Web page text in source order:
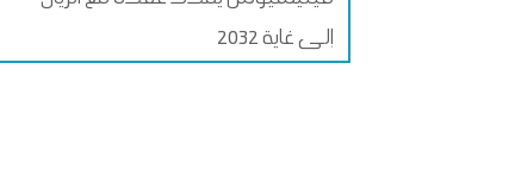
إلى غاية 2032